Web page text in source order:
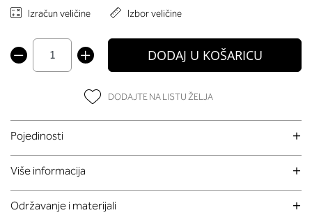
Izračun veličine Izbor veličine
DODAJ U KOŠARICU
DODAJTE NA LISTU ŽELJA
Pojedinosti
Više informacija
Održavanje i materijali